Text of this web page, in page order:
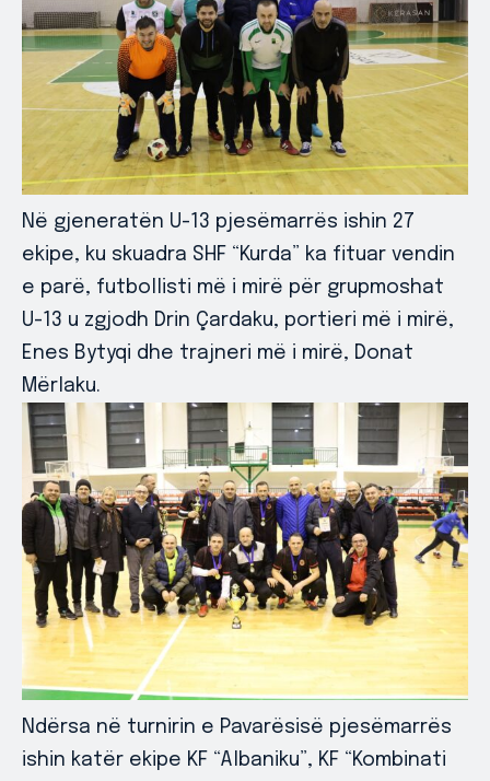
Në gjeneratën U-13 pjesëmarrës ishin 27
ekipe, ku skuadra SHF “Kurda” ka fituar vendin
e parë, futbollisti më i mirë për grupmoshat
U-13 u zgjodh Drin Çardaku, portieri më i mirë,
Enes Bytyqi dhe trajneri më i mirë, Donat
Mërlaku.
Ndërsa në turnirin e Pavarësisë pjesëmarrës
ishin katër ekipe KF “Albaniku”, KF “Kombinati